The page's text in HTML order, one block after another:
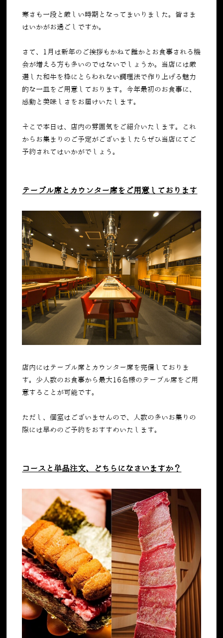
寒さも一段と厳しい時期となってまいりました。皆さま
はいかがお過ごしですか。
さて、1月は新年のご挨拶もかねて誰かとお食事される機
会が増える方も多いのではないでしょうか。当店には厳
選した和牛を枠にとらわれない調理法で作り上げる魅力
的な一皿をご用意しております。今年最初のお食事に、
感動と美味しさをお届けいたします。
そこで本日は、店内の雰囲気をご紹介いたします。これ
からお集まりのご予定がございましたらぜひ当店にてご
予約されてはいかがでしょう。
テーブル席とカウンター席をご用意しております
店内にはテーブル席とカウンター席を完備しておりま
す。少人数のお食事から最大16名様のテーブル席をご用
意することが可能です。
ただし、個室はございませんので、人数の多いお集りの
際には早めのご予約をおすすめいたします。
コースと単品注文、どちらになさいますか？